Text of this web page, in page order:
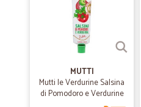
MUTTI
Mutti le Verdurine Salsina
di Pomodoro e Verdurine